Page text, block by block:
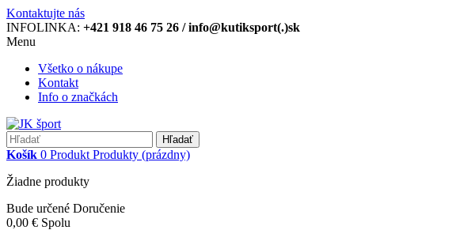
Kontaktujte nás
INFOLINKA: +421 918 46 75 26 / info@kutiksport(.)sk
Menu
Všetko o nákupe
Kontakt
Info o značkách
Hľadať
Košík 0 Produkt Produkty (prázdny)
Žiadne produkty
Bude určené Doručenie
0,00 € Spolu